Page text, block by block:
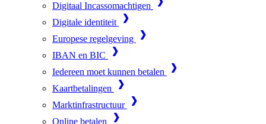
Digitaal Incassomachtigen
Digitale identiteit
Europese regelgeving
IBAN en BIC
Iedereen moet kunnen betalen
Kaartbetalingen
Marktinfrastructuur
Online betalen